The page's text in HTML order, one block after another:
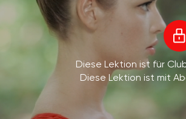
Diese Lektion ist für
Diese Lektion ist mit